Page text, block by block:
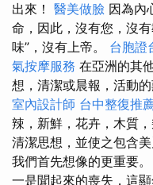
出來！ 醫美做臉 因為內
命，因此，沒有您，沒
味”，沒有上帝。 台胞證
氣按摩服務 在亞洲的其
想，清潔或晨報，活動
室內設計師 台中整復推
辣，新鮮，花卉，木質
清潔思想，並使之包含
我們首先想像的更重要。
一是聞起來的喪失，這